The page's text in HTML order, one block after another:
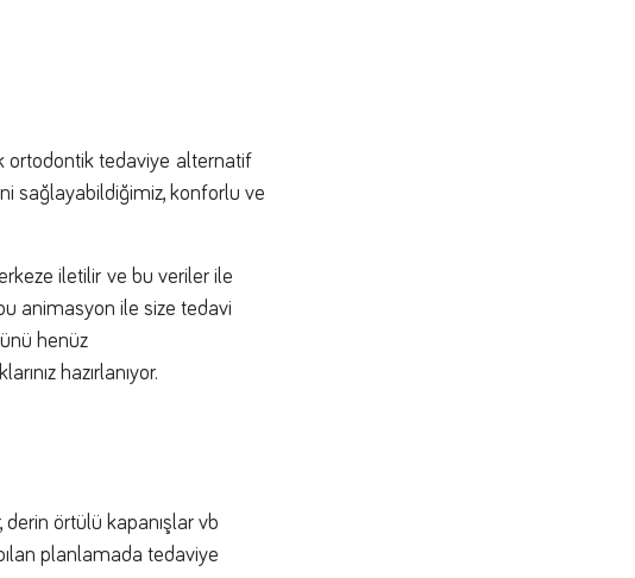
ortodontik tedaviye alternatif
sağlayabildiğimiz, konforlu ve
iletilir ve bu veriler ile
animasyon ile size tedavi
henüz
hazırlanıyor.
derin örtülü kapanışlar vb
planlamada tedaviye